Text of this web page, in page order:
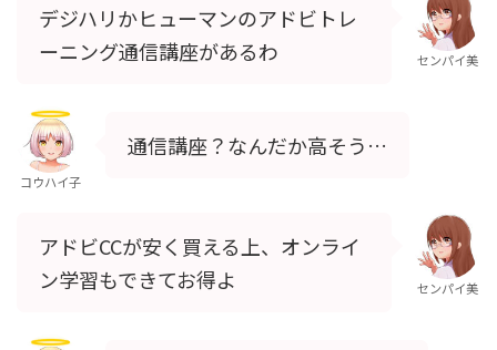
デジハリかヒューマンのアドビトレ
ーニング通信講座があるわ
センパイ美
コウハイ子
通信講座？なんだか高そう…
アドビCCが安く買える上、オンライ
ン学習もできてお得よ
センパイ美